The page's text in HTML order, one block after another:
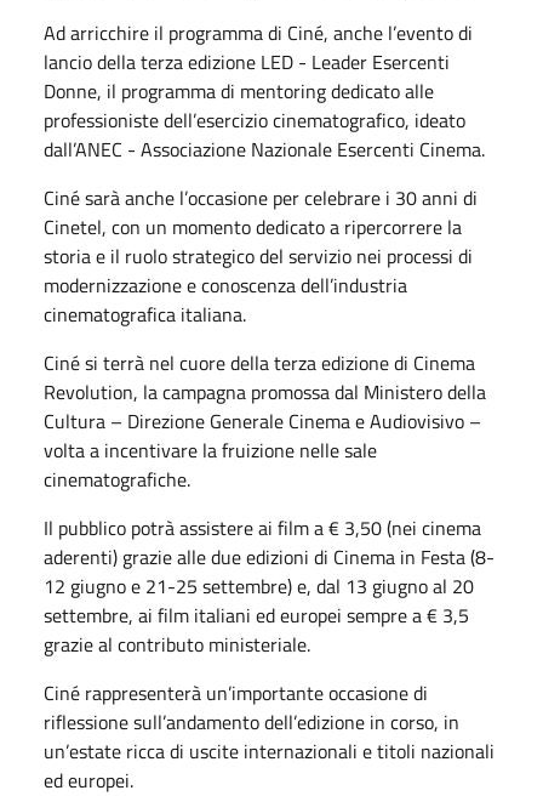
Ad arricchire il programma di Ciné, anche l’evento di
lancio della terza edizione LED - Leader Esercenti
Donne, il programma di mentoring dedicato alle
professioniste dell’esercizio cinematografico, ideato
dall’ANEC - Associazione Nazionale Esercenti Cinema.
Ciné sarà anche l’occasione per celebrare i 30 anni di
Cinetel, con un momento dedicato a ripercorrere la
storia e il ruolo strategico del servizio nei processi di
modernizzazione e conoscenza dell’industria
cinematografica italiana.
Ciné si terrà nel cuore della terza edizione di Cinema
Revolution, la campagna promossa dal Ministero della
Cultura – Direzione Generale Cinema e Audiovisivo –
volta a incentivare la fruizione nelle sale
cinematografiche.
Il pubblico potrà assistere ai film a € 3,50 (nei cinema
aderenti) grazie alle due edizioni di Cinema in Festa (8-
12 giugno e 21-25 settembre) e, dal 13 giugno al 20
settembre, ai film italiani ed europei sempre a € 3,5
grazie al contributo ministeriale.
Ciné rappresenterà un’importante occasione di
riflessione sull’andamento dell’edizione in corso, in
un’estate ricca di uscite internazionali e titoli nazionali
ed europei.